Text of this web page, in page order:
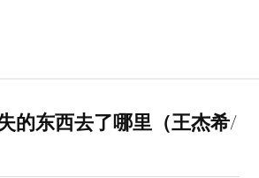
的东西去了哪里（王杰希/